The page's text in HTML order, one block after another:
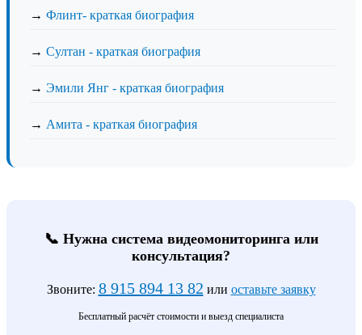
→ Флинт- краткая биография
→ Султан - краткая биография
→ Эмили Янг - краткая биография
→ Амита - краткая биография
📞 Нужна система видеомониторинга или
консультация?
Звоните: 8 915 894 13 82 или оставьте заявку
Бесплатный расчёт стоимости и выезд специалиста